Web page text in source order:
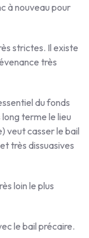
à nouveau pour
strictes. Il existe
très
du fonds
terme le lieu
veut casser le bail
très dissuasives
loin le plus
le bail précaire.